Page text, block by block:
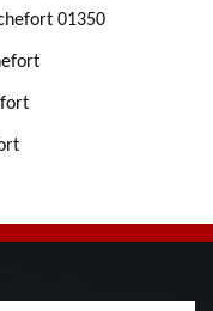
01350